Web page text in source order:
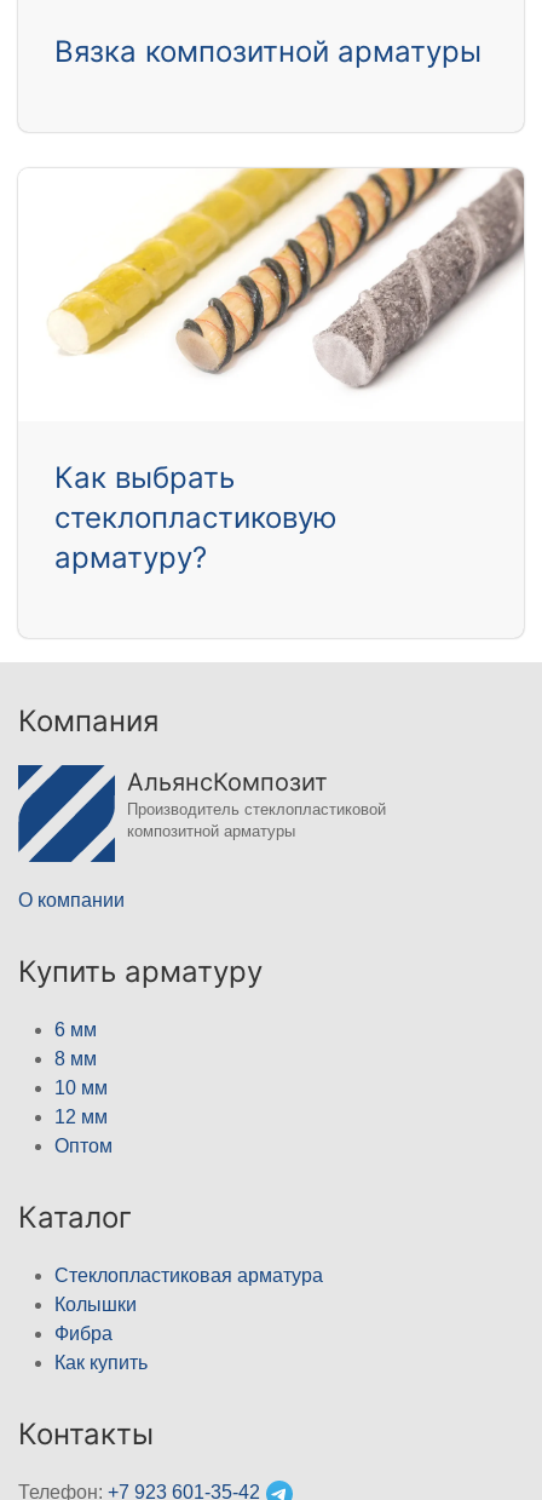
Вязка композитной арматуры
Как выбрать
стеклопластиковую
арматуру?
Компания
АльянсКомпозит
Производитель стеклопластиковой
композитной арматуры
О компании
Купить арматуру
6 мм
8 мм
10 мм
12 мм
Оптом
Каталог
Стеклопластиковая арматура
Колышки
Фибра
Как купить
Контакты
Телефон: +7 923 601-35-42